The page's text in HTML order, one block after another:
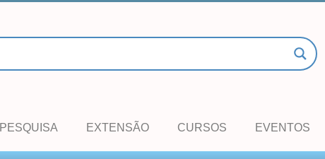
PESQUISA EXTENSÃO CURSOS EVENTOS